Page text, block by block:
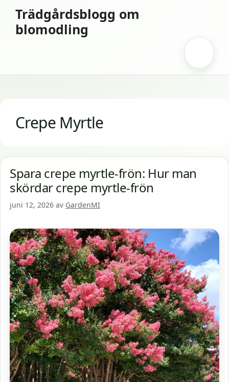
innehåll
Trädgårdsblogg om
blomodling
Crepe Myrtle
Spara crepe myrtle-frön: Hur man
skördar crepe myrtle-frön
juni 12, 2026 av GardenMI